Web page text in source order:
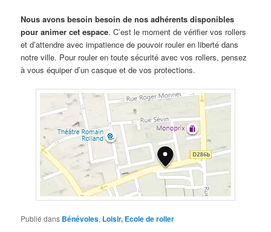
Nous avons besoin besoin de nos adhérents disponibles
pour animer cet espace. C’est le moment de vérifier vos rollers
et d’attendre avec impatience de pouvoir rouler en liberté dans
notre ville. Pour rouler en toute sécurité avec vos rollers, pensez
à vous équiper d’un casque et de vos protections.
Publié dans Bénévoles, Loisir, Ecole de roller